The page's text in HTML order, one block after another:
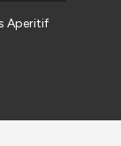
Aperitif